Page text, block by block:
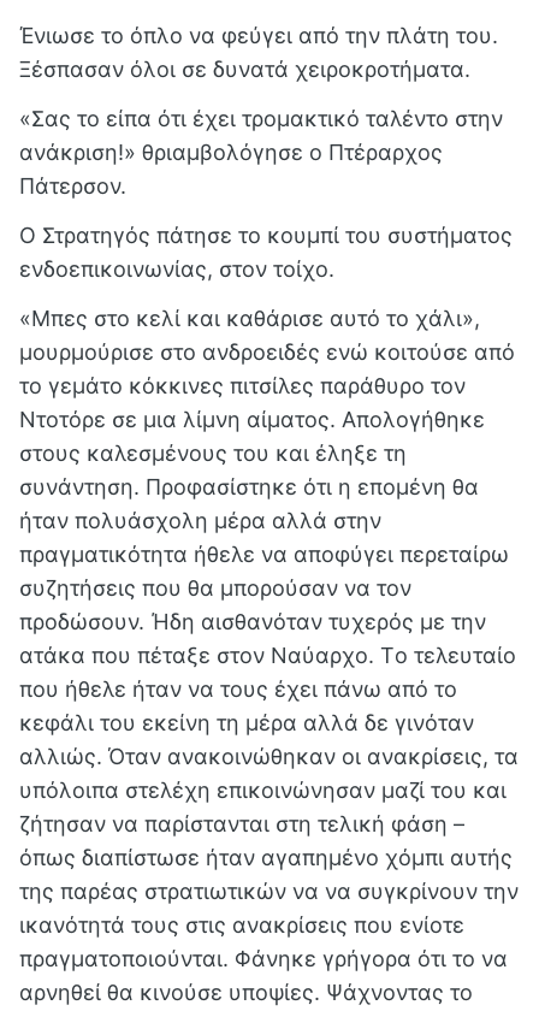
Ένιωσε το όπλο να φεύγει από την πλάτη του.
Ξέσπασαν όλοι σε δυνατά χειροκροτήματα.
«Σας το είπα ότι έχει τρομακτικό ταλέντο στην
ανάκριση!» θριαμβολόγησε ο Πτέραρχος
Πάτερσον.
Ο Στρατηγός πάτησε το κουμπί του συστήματος
ενδοεπικοινωνίας, στον τοίχο.
«Μπες στο κελί και καθάρισε αυτό το χάλι»,
μουρμούρισε στο ανδροειδές ενώ κοιτούσε από
το γεμάτο κόκκινες πιτσίλες παράθυρο τον
Ντοτόρε σε μια λίμνη αίματος. Απολογήθηκε
στους καλεσμένους του και έληξε τη
συνάντηση. Προφασίστηκε ότι η επομένη θα
ήταν πολυάσχολη μέρα αλλά στην
πραγματικότητα ήθελε να αποφύγει περεταίρω
συζητήσεις που θα μπορούσαν να τον
προδώσουν. Ήδη αισθανόταν τυχερός με την
ατάκα που πέταξε στον Ναύαρχο. Tο τελευταίο
που ήθελε ήταν να τους έχει πάνω από το
κεφάλι του εκείνη τη μέρα αλλά δε γινόταν
αλλιώς. Όταν ανακοινώθηκαν οι ανακρίσεις, τα
υπόλοιπα στελέχη επικοινώνησαν μαζί του και
ζήτησαν να παρίστανται στη τελική φάση –
όπως διαπίστωσε ήταν αγαπημένο χόμπι αυτής
της παρέας στρατιωτικών να να συγκρίνουν την
ικανότητά τους στις ανακρίσεις που ενίοτε
πραγματοποιούνται. Φάνηκε γρήγορα ότι το να
αρνηθεί θα κινούσε υποψίες. Ψάχνοντας το